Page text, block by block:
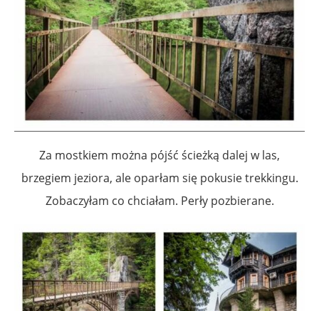
Za mostkiem można pójść ścieżką dalej w las,
brzegiem jeziora, ale oparłam się pokusie trekkingu.
Zobaczyłam co chciałam. Perły pozbierane.